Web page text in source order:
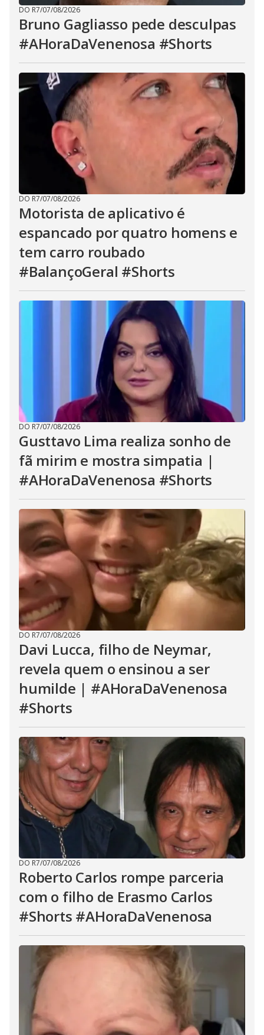
DO R7/07/08/2026
Bruno Gagliasso pede desculpas
#AHoraDaVenenosa #Shorts
DO R7/07/08/2026
Motorista de aplicativo é
espancado por quatro homens e
tem carro roubado
#BalançoGeral #Shorts
DO R7/07/08/2026
Gusttavo Lima realiza sonho de
fã mirim e mostra simpatia |
#AHoraDaVenenosa #Shorts
DO R7/07/08/2026
Davi Lucca, filho de Neymar,
revela quem o ensinou a ser
humilde | #AHoraDaVenenosa
#Shorts
DO R7/07/08/2026
Roberto Carlos rompe parceria
com o filho de Erasmo Carlos
#Shorts #AHoraDaVenenosa